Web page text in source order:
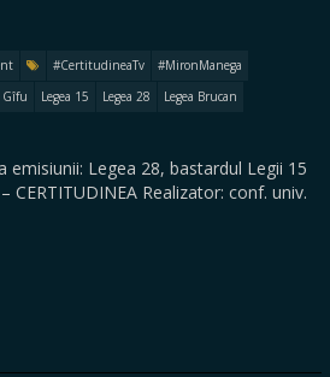
#CertitudineaTv
#MironManega
Gîfu Legea 15 Legea 28
Legea Brucan
emisiunii: Legea 28, bastardul Legii 15
Realizator: conf. univ.